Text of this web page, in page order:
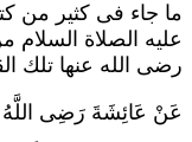
جاء فى كثير من
الصلاة السلام
الله عنها تلك
عَائِشَةَ رَضِى اللَّهُ